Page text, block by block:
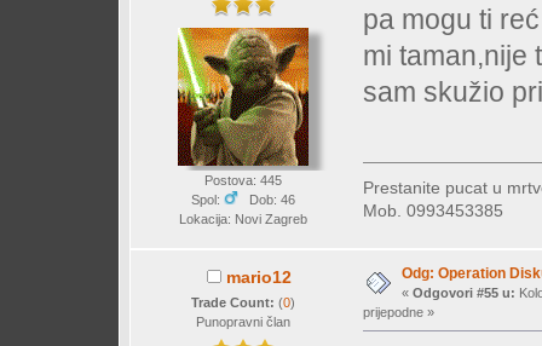
Postova: 445
Spol:
Dob: 46
Lokacija: Novi Zagreb
pa mogu ti
mi taman,nije
sam skužio
Prestanite pucat u
Mob. 0993453385
mario12
Trade Count: (0)
Punopravni član
Odg: Operation
« Odgovori #55 u:
prijepodne »